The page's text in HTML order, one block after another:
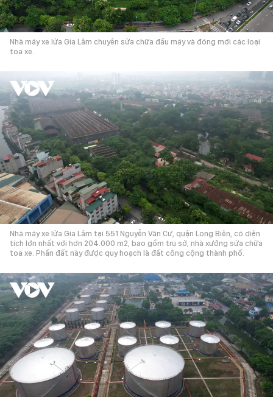
Nhà máy xe lửa Gia Lâm chuyên sửa chữa đầu máy và đóng mới các loại
toa xe.
Nhà máy xe lửa Gia Lâm tại 551 Nguyễn Văn Cừ, quận Long Biên, có diện
tích lớn nhất với hơn 204.000 m2, bao gồm trụ sở, nhà xưởng sửa chữa
toa xe. Phần đất này được quy hoạch là đất công cộng thành phố.